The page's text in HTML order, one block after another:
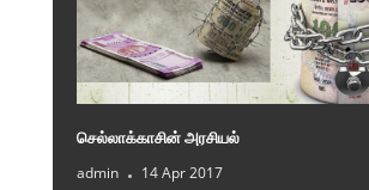
செல்லாக்காசின் அரசியல்
admin 14 Apr 2017